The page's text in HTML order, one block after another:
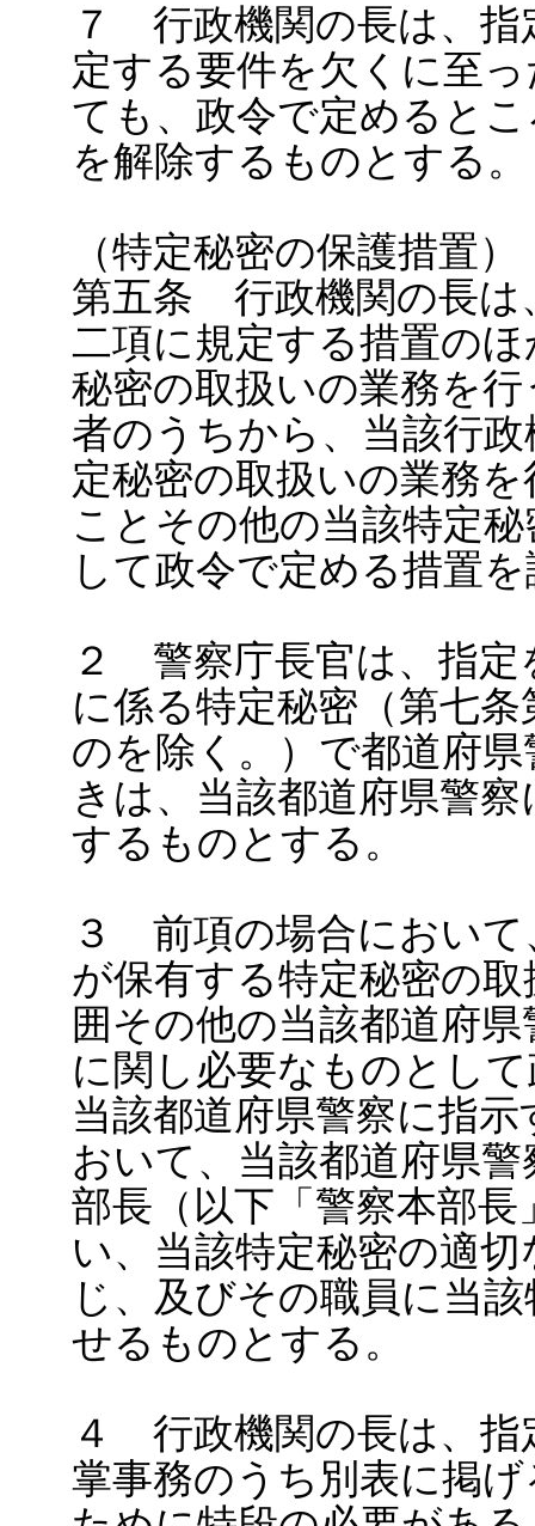
７ 行政機関の長は、指
定する要件を欠くに至
ても、政令で定めると
を解除するものとする。
（特定秘密の保護措置）
第五条 行政機関の長は
二項に規定する措置の
秘密の取扱いの業務を
者のうちから、当該行
定秘密の取扱いの業務
ことその他の当該特定
して政令で定める措置
２ 警察庁長官は、指定
に係る特定秘密（第七
のを除く。）で都道府
きは、当該都道府県警
するものとする。
３ 前項の場合において
が保有する特定秘密の
囲その他の当該都道府
に関し必要なものとし
当該都道府県警察に指
おいて、当該都道府県
部長（以下「警察本部
い、当該特定秘密の適
じ、及びその職員に当
せるものとする。
４ 行政機関の長は、指
掌事務のうち別表に掲